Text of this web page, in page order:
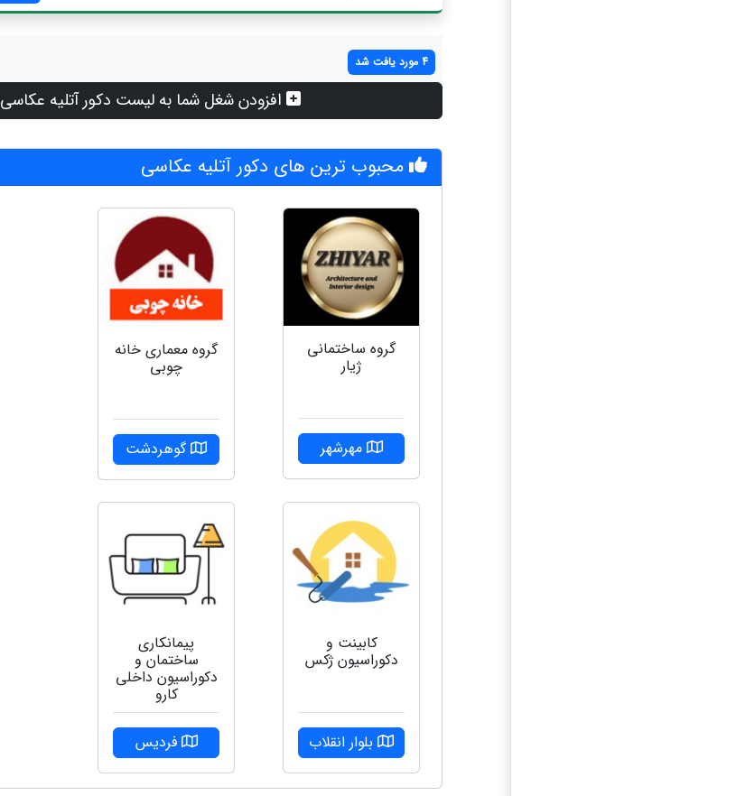
4 مورد یافت شد
افزودن شغل شما به لیست دکور آتلیه عکاسی
محبوب ترین های دکور آتلیه عکاسی
گروه ساختمانی
ژیار
مهرشهر
گروه‌ معماری خانه
چوبی
گوهردشت
کابینت و
دکوراسیون ژکس
بلوار انقلاب
پیمانکاری
ساختمان و
دکوراسیون داخلی
کارو
فردیس